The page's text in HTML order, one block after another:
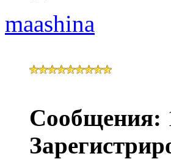
maashina
Сообщения: